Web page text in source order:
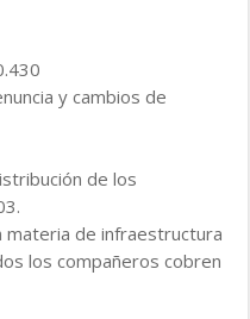
y cambios de
de los
materia de infraestructura
los compañeros cobren